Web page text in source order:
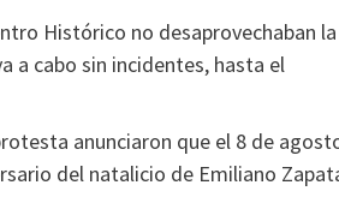
Histórico no desaprovechaban la
a cabo sin incidentes, hasta el
anunciaron que el 8 de
del natalicio de Emiliano